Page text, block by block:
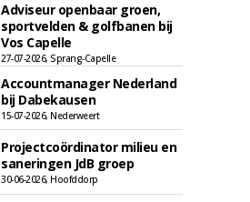
Adviseur openbaar groen,
sportvelden & golfbanen bij
Vos Capelle
27-07-2026, Sprang-Capelle
Accountmanager Nederland
bij Dabekausen
15-07-2026, Nederweert
Projectcoördinator milieu en
saneringen JdB groep
30-06-2026, Hoofddorp